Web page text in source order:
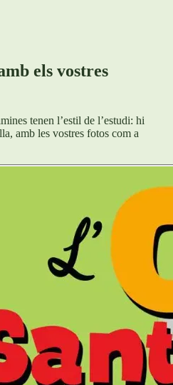
els vostres
tenen l’estil de l’estudi: hi
amb les vostres fotos com a